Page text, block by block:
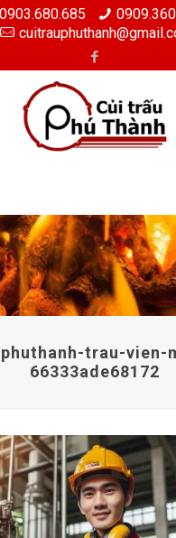
0903.680.685
trau-vien-
66333ade68172